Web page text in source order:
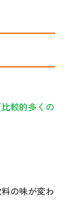
較的多くの
の味が変わ